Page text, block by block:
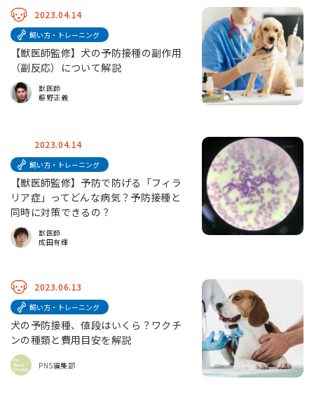
2023.04.14
飼い方・トレーニング
【獣医師監修】犬の予防接種の副作用
（副反応）について解説
獣医師
藤野正義
2023.04.14
飼い方・トレーニング
【獣医師監修】予防で防げる「フィラ
リア症」ってどんな病気？予防接種と
同時に対策できるの？
獣医師
成田有輝
2023.06.13
飼い方・トレーニング
犬の予防接種、値段はいくら？ワクチ
ンの種類と費用目安を解説
PNS編集部